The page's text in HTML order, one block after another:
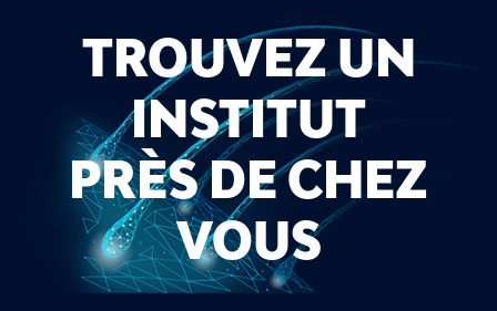
TROUVEZ UN
INSTITUT
PRÈS DE CHEZ
VOUS